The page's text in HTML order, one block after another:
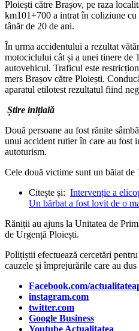
Ploiești către Brașov, pe raza
km101+700 a intrat în coliziune
tânăr de 20 de ani.
În urma accidentului a rezultat
motociclului cât și a unei tinere de
autovehicul. Traficul este
mers Brașov către Ploiești.
aparatul etilotest rezultatul fiind
Știre inițială
Două persoane au fost rănite
unui accident rutier în care au fost
autoturism.
Cele două victime sunt un băiat de
Citește și: Intervenție a
Un bărbat a fost lovit de o
Răniții au ajuns la Unitatea de
de Urgență Ploiești.
Polițiștii efectuează cercetări
cauzele și împrejurările care au
Facebook.com/
instagram.com
twitter.com
Google Business
Youtube Actualitatea